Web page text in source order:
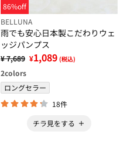
86%off
BELLUNA
雨でも安心日本製こだわりウェ
ッジパンプス
¥ 7,689 ¥1,089 (税込)
2colors
ロングセラー
18件
チラ見をする